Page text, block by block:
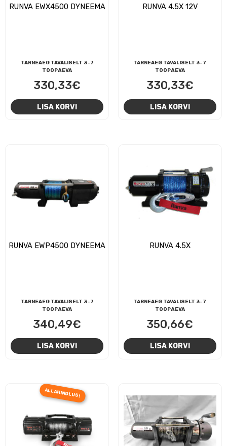
RUNVA EWX4500 DYNEEMA
TARNEAEG TAVALISELT 3-7
TÖÖPÄEVA
330,33€
LISA KORVI
RUNVA 4.5X 12V
TARNEAEG TAVALISELT 3-7
TÖÖPÄEVA
330,33€
LISA KORVI
RUNVA EWP4500 DYNEEMA
TARNEAEG TAVALISELT 3-7
TÖÖPÄEVA
340,49€
LISA KORVI
RUNVA 4.5X
TARNEAEG TAVALISELT 3-7
TÖÖPÄEVA
350,66€
LISA KORVI
ALLAHINDLUS!